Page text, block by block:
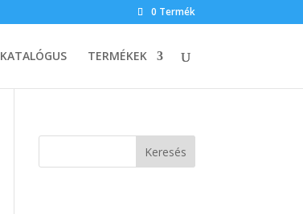
0 Termék
KATALÓGUS TERMÉKEK
Keresés